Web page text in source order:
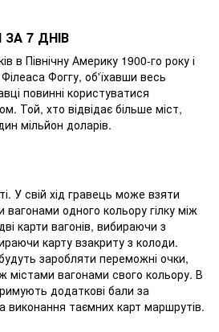
7 ДНІВ
в Північну Америку 1900-го року і
Фоггу, об'їхавши весь
повинні користуватися
Той, хто відвідає більше міст,
мільйон доларів.
У свій хід гравець може взяти
вагонами одного кольору гілку між
карти вагонів, вибираючи з
карту взакриту з колоди.
заробляти переможні очки,
містами вагонами свого кольору. В
додаткові бали за
виконання таємних карт маршрутів.